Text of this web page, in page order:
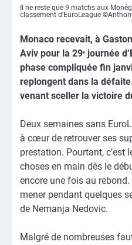
Il ne reste que 9 matchs aux
classement d’EuroLeague
Monaco recevait, à
Aviv pour la 29ᵉ journée
phase compliquée fin
replongent dans la
venant sceller la victoire
Deux semaines sans
à cœur de retrouver ses
prestation. Pourtant, c’est
choses en main dès le
encore une fois au
mener pendant quelques
de Nemanja Nedovic.
Malgré de nombreuses